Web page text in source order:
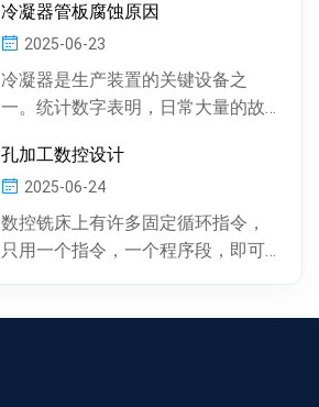
有圆柱形孔、...
冷凝器管板腐蚀原因
2025-06-23
冷凝器是生产装置的关键设备之
一。统计数字表明，日常大量的故
凝器管材的腐蚀损坏所...
孔加工数控设计
2025-06-24
数控铣床上有许多固定循环指令，
只用一个指令，一个程序段，即可